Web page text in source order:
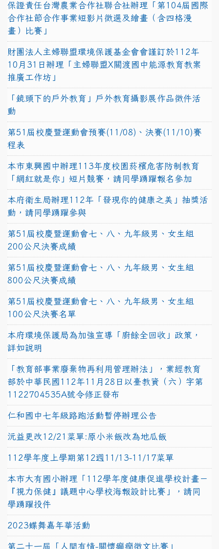
保證責任台灣農業合作社聯合社辦理「第104屆國際
合作社節合作事業短影片徵選及繪畫（含四格漫
畫）比賽」
財團法人主婦聯盟環境保護基金會會謹訂於112年
10月31日辦理「主婦聯盟X關渡國中能源教育教案
推廣工作坊」
「鏡頭下的戶外教育」戶外教育攝影展作品徵件活
動
第51屆校慶暨運動會預賽(11/08)、決賽(11/10)賽
程表
本市東興國中辦理113年度校園菸檳危害防制教育
「網紅就是你」短片競賽，請同學踴躍報名參加
本府衛生局辦理112年「發現你的健康之美」抽獎活
動，請同學踴躍參與
第51屆校慶暨運動會七、八、九年級男、女生組
200公尺決賽成績
第51屆校慶暨運動會七、八、九年級男、女生組
800公尺決賽成績
第51屆校慶暨運動會七、八、九年級男、女生組
100公尺決賽名單
本府環境保護局為加強宣導「廚餘全回收」政策，
詳如說明
「教育部事業廢棄物再利用管理辦法」，業經教育
部於中華民國112年11月28日以臺教資（六）字第
1122704535A號令修正發布
仁和國中七年級路跑活動暫停辦理公告
沅益更改12/21菜單:原小米飯改為地瓜飯
112學年度上學期第12週11/13-11/17菜單
本市大有國小辦理「112學年度健康促進學校計畫－
『視力保健』議題中心學校海報設計比賽」，請同
學踴躍投件
2023蝶舞嘉年華活動
第二十一屆「人間有情-關懷癲癇徵文比賽」